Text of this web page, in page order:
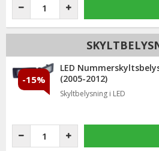
-15%
LED
(2005-2012)
Skyltbelysning i LED